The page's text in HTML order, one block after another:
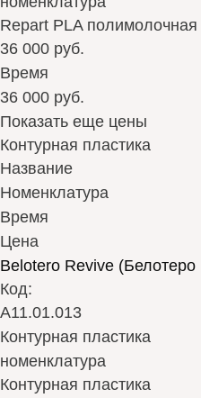
Repart PLA полимолочная
36 000 руб.
Время
36 000 руб.
Показать еще цены
Контурная пластика
Название
Номенклатура
Время
Цена
Belotero Revive
Код:
А11.01.013
Контурная пластика
номенклатура
Контурная пластика